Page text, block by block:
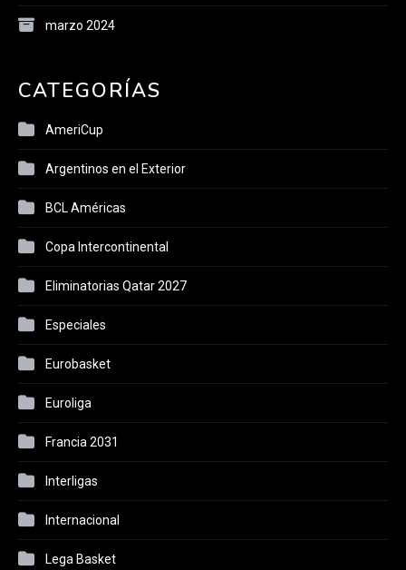
marzo 2024
CATEGORÍAS
AmeriCup
Argentinos en el Exterior
BCL Américas
Copa Intercontinental
Eliminatorias Qatar 2027
Especiales
Eurobasket
Euroliga
Francia 2031
Interligas
Internacional
Lega Basket